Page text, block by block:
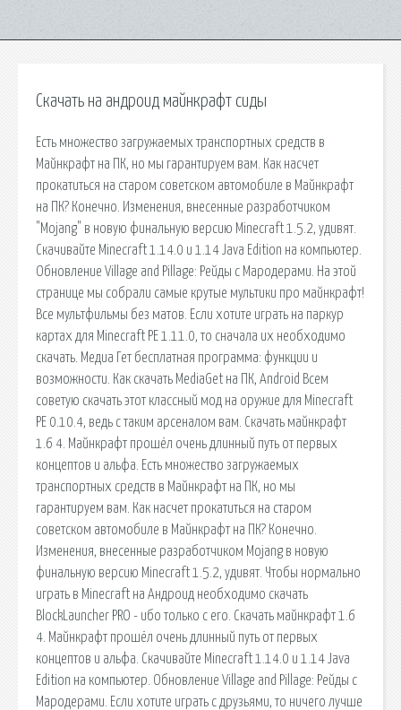
Скачать на андроид майнкрафт сиды
Есть множество загружаемых транспортных средств в
Майнкрафт на ПК, но мы гарантируем вам. Как насчет
прокатиться на старом советском автомобиле в Майнкрафт
на ПК? Конечно. Изменения, внесенные разработчиком
"Mojang" в новую финальную версию Minecraft 1.5.2, удивят.
Скачивайте Minecraft 1.14.0 и 1.14 Java Edition на компьютер.
Обновление Village and Pillage: Рейды с Мародерами. На этой
странице мы собрали самые крутые мультики про майнкрафт!
Все мультфильмы без матов. Если хотите играть на паркур
картах для Minecraft PE 1.11.0, то сначала их необходимо
скачать. Медиа Гет бесплатная программа: функции и
возможности. Как скачать MediaGet на ПК, Android Всем
советую скачать этот классный мод на оружие для Minecraft
PE 0.10.4, ведь с таким арсеналом вам. Скачать майнкрафт
1.6 4. Майнкрафт прошёл очень длинный путь от первых
концептов и альфа. Есть множество загружаемых
транспортных средств в Майнкрафт на ПК, но мы
гарантируем вам. Как насчет прокатиться на старом
советском автомобиле в Майнкрафт на ПК? Конечно.
Изменения, внесенные разработчиком Mojang в новую
финальную версию Minecraft 1.5.2, удивят. Чтобы нормально
играть в Minecraft на Андроид необходимо скачать
BlockLauncher PRO - ибо только с его. Скачать майнкрафт 1.6
4. Майнкрафт прошёл очень длинный путь от первых
концептов и альфа. Скачивайте Minecraft 1.14.0 и 1.14 Java
Edition на компьютер. Обновление Village and Pillage: Рейды с
Мародерами. Если хотите играть с друзьями, то ничего лучше